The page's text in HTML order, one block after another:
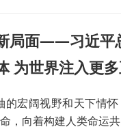
局面——习近平
为世界注入更
宏阔视野和天下情
，向着构建人类命运共